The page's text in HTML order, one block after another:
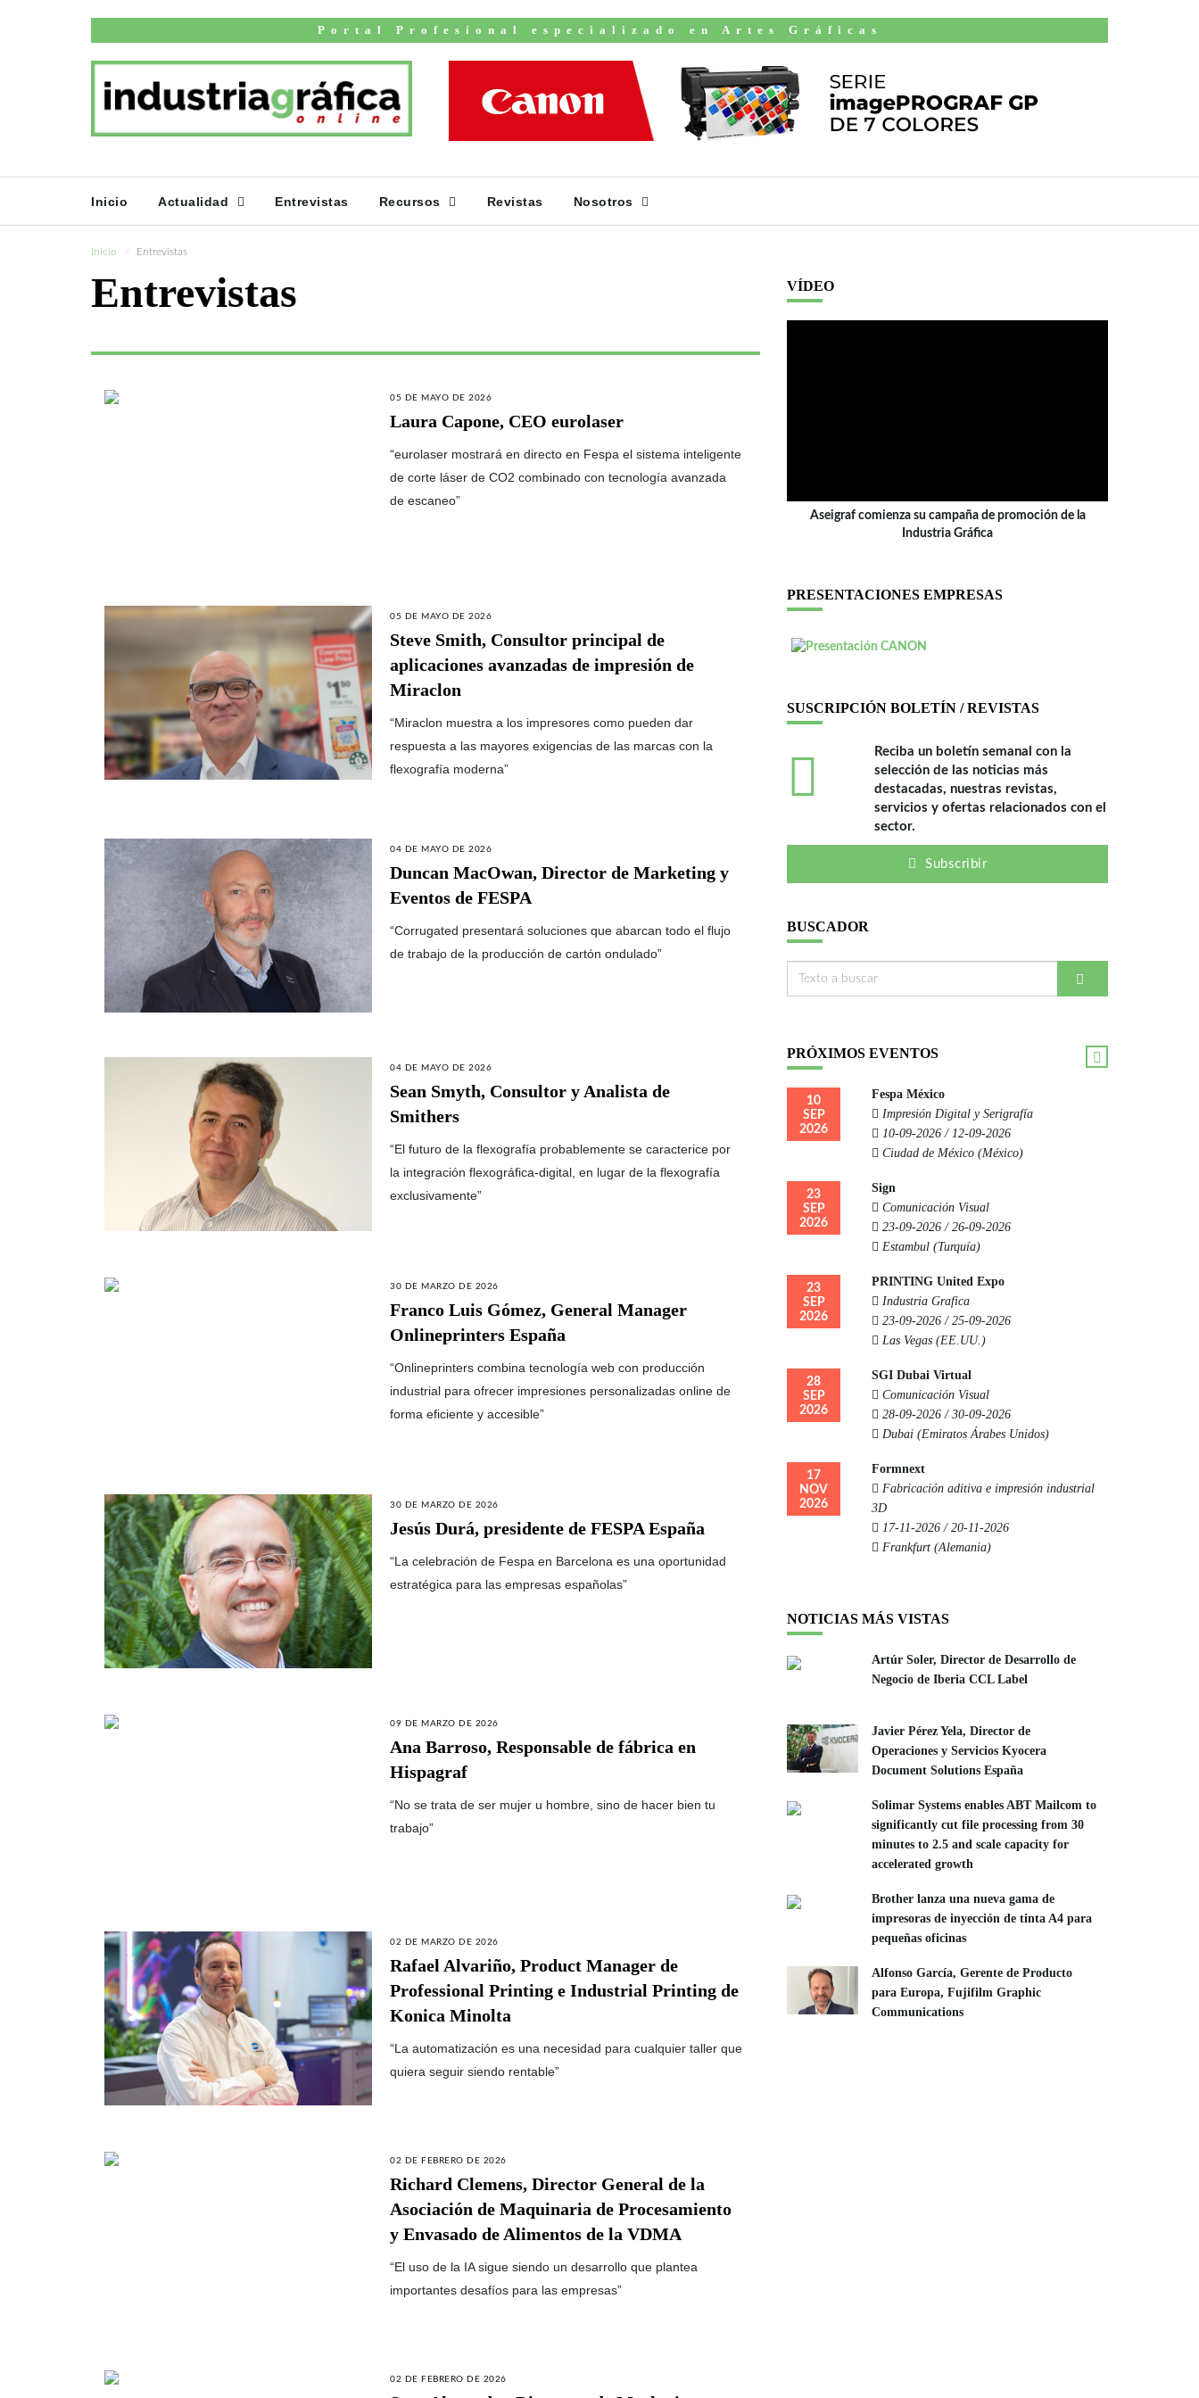
Portal Profesional especializado en Artes Gráficas
Inicio Actualidad Entrevistas Recursos Revistas Nosotros
Inicio Entrevistas
Entrevistas
05 DE MAYO DE 2026
Laura Capone, CEO eurolaser
“eurolaser mostrará en directo en Fespa el sistema inteligente
de corte láser de CO2 combinado con tecnología avanzada
de escaneo”
05 DE MAYO DE 2026
Steve Smith, Consultor principal de
aplicaciones avanzadas de impresión de
Miraclon
“Miraclon muestra a los impresores como pueden dar
respuesta a las mayores exigencias de las marcas con la
flexografía moderna”
04 DE MAYO DE 2026
Duncan MacOwan, Director de Marketing y
Eventos de FESPA
“Corrugated presentará soluciones que abarcan todo el flujo
de trabajo de la producción de cartón ondulado”
04 DE MAYO DE 2026
Sean Smyth, Consultor y Analista de
Smithers
“El futuro de la flexografía probablemente se caracterice por
la integración flexográfica-digital, en lugar de la flexografía
exclusivamente”
30 DE MARZO DE 2026
Franco Luis Gómez, General Manager
Onlineprinters España
“Onlineprinters combina tecnología web con producción
industrial para ofrecer impresiones personalizadas online de
forma eficiente y accesible”
30 DE MARZO DE 2026
Jesús Durá, presidente de FESPA España
“La celebración de Fespa en Barcelona es una oportunidad
estratégica para las empresas españolas”
09 DE MARZO DE 2026
Ana Barroso, Responsable de fábrica en
Hispagraf
“No se trata de ser mujer u hombre, sino de hacer bien tu
trabajo”
02 DE MARZO DE 2026
Rafael Alvariño, Product Manager de
Professional Printing e Industrial Printing de
Konica Minolta
“La automatización es una necesidad para cualquier taller que
quiera seguir siendo rentable”
02 DE FEBRERO DE 2026
Richard Clemens, Director General de la
Asociación de Maquinaria de Procesamiento
y Envasado de Alimentos de la VDMA
“El uso de la IA sigue siendo un desarrollo que plantea
importantes desafíos para las empresas”
02 DE FEBRERO DE 2026
VÍDEO
Aseigraf comienza su campaña de promoción de la
Industria Gráfica
PRESENTACIONES EMPRESAS
SUSCRIPCIÓN BOLETÍN / REVISTAS
Reciba un boletín semanal con la
selección de las noticias más
destacadas, nuestras revistas,
servicios y ofertas relacionados con el
sector.
Subscribir
BUSCADOR
PRÓXIMOS EVENTOS
10
SEP
2026
Fespa México
Impresión Digital y Serigrafía
10-09-2026 / 12-09-2026
Ciudad de México (México)
23
SEP
2026
Sign
Comunicación Visual
23-09-2026 / 26-09-2026
Estambul (Turquía)
23
SEP
2026
PRINTING United Expo
Industria Grafica
23-09-2026 / 25-09-2026
Las Vegas (EE.UU.)
28
SEP
2026
SGI Dubai Virtual
Comunicación Visual
28-09-2026 / 30-09-2026
Dubai (Emiratos Árabes Unidos)
17
NOV
2026
Formnext
Fabricación aditiva e impresión industrial
3D
17-11-2026 / 20-11-2026
Frankfurt (Alemania)
NOTICIAS MÁS VISTAS
Artúr Soler, Director de Desarrollo de
Negocio de Iberia CCL Label
Javier Pérez Yela, Director de
Operaciones y Servicios Kyocera
Document Solutions España
Solimar Systems enables ABT Mailcom to
significantly cut file processing from 30
minutes to 2.5 and scale capacity for
accelerated growth
Brother lanza una nueva gama de
impresoras de inyección de tinta A4 para
pequeñas oficinas
Alfonso García, Gerente de Producto
para Europa, Fujifilm Graphic
Communications